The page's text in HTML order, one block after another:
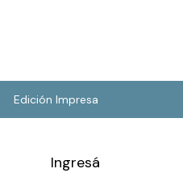
Edición Impresa
Ingresá